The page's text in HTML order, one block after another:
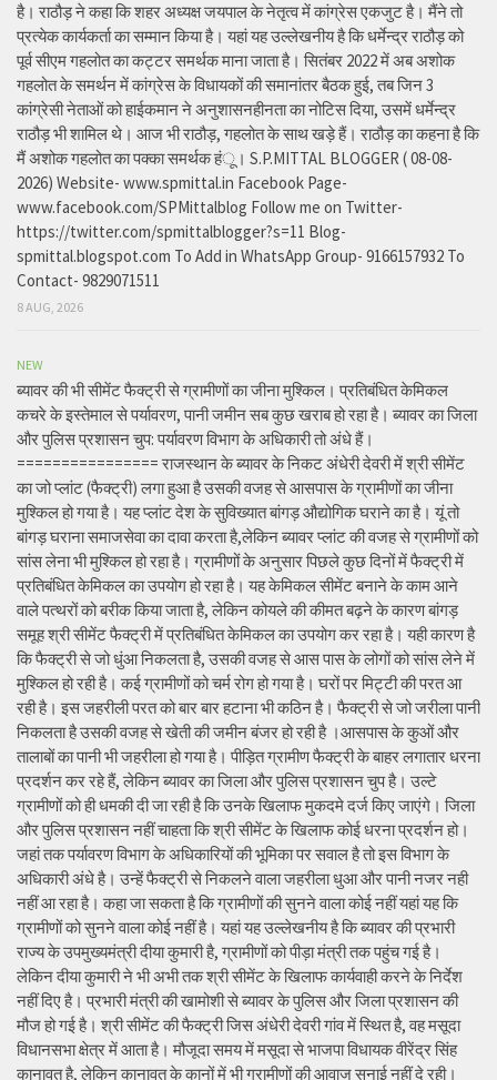
है। राठौड़ ने कहा कि शहर अध्यक्ष जयपाल के नेतृत्व में कांग्रेस एकजुट है। मैंने तो
प्रत्येक कार्यकर्ता का सम्मान किया है। यहां यह उल्लेखनीय है कि धर्मेन्द्र राठौड़ को
पूर्व सीएम गहलोत का कट्टर समर्थक माना जाता है। सितंबर 2022 में अब अशोक
गहलोत के समर्थन में कांग्रेस के विधायकों की समानांतर बैठक हुई, तब जिन 3
कांग्रेसी नेताओं को हाईकमान ने अनुशासनहीनता का नोटिस दिया, उसमें धर्मेन्द्र
राठौड़ भी शामिल थे। आज भी राठौड़, गहलोत के साथ खड़े हैं। राठौड़ का कहना है कि
मैं अशोक गहलोत का पक्का समर्थक हंू। S.P.MITTAL BLOGGER ( 08-08-
2026) Website- www.spmittal.in Facebook Page-
www.facebook.com/SPMittalblog Follow me on Twitter-
https://twitter.com/spmittalblogger?s=11 Blog-
spmittal.blogspot.com To Add in WhatsApp Group- 9166157932 To
Contact- 9829071511
8 AUG, 2026
NEW
ब्यावर की भी सीमेंट फैक्ट्री से ग्रामीणों का जीना मुश्किल। प्रतिबंधित केमिकल
कचरे के इस्तेमाल से पर्यावरण, पानी जमीन सब कुछ खराब हो रहा है। ब्यावर का जिला
और पुलिस प्रशासन चुप: पर्यावरण विभाग के अधिकारी तो अंधे हैं।
================ राजस्थान के ब्यावर के निकट अंधेरी देवरी में श्री सीमेंट
का जो प्लांट (फैक्ट्री) लगा हुआ है उसकी वजह से आसपास के ग्रामीणों का जीना
मुश्किल हो गया है। यह प्लांट देश के सुविख्यात बांगड़ औद्योगिक घराने का है। यूं तो
बांगड़ घराना समाजसेवा का दावा करता है,लेकिन ब्यावर प्लांट की वजह से ग्रामीणों को
सांस लेना भी मुश्किल हो रहा है। ग्रामीणों के अनुसार पिछले कुछ दिनों में फैक्ट्री में
प्रतिबंधित केमिकल का उपयोग हो रहा है। यह केमिकल सीमेंट बनाने के काम आने
वाले पत्थरों को बरीक किया जाता है, लेकिन कोयले की कीमत बढ़ने के कारण बांगड़
समूह श्री सीमेंट फैक्ट्री में प्रतिबंधित केमिकल का उपयोग कर रहा है। यही कारण है
कि फैक्ट्री से जो धुंआ निकलता है, उसकी वजह से आस पास के लोगों को सांस लेने में
मुश्किल हो रही है। कई ग्रामीणों को चर्म रोग हो गया है। घरों पर मिट्टी की परत आ
रही है। इस जहरीली परत को बार बार हटाना भी कठिन है। फैक्ट्री से जो जरीला पानी
निकलता है उसकी वजह से खेती की जमीन बंजर हो रही है ।आसपास के कुओं और
तालाबों का पानी भी जहरीला हो गया है। पीड़ित ग्रामीण फैक्ट्री के बाहर लगातार धरना
प्रदर्शन कर रहे हैं, लेकिन ब्यावर का जिला और पुलिस प्रशासन चुप है। उल्टे
ग्रामीणों को ही धमकी दी जा रही है कि उनके खिलाफ मुकदमे दर्ज किए जाएंगे। जिला
और पुलिस प्रशासन नहीं चाहता कि श्री सीमेंट के खिलाफ कोई धरना प्रदर्शन हो।
जहां तक पर्यावरण विभाग के अधिकारियों की भूमिका पर सवाल है तो इस विभाग के
अधिकारी अंधे है। उन्हें फैक्ट्री से निकलने वाला जहरीला धुआ और पानी नजर नही
नहीं आ रहा है। कहा जा सकता है कि ग्रामीणों की सुनने वाला कोई नहीं यहां यह कि
ग्रामीणों को सुनने वाला कोई नहीं है। यहां यह उल्लेखनीय है कि ब्यावर की प्रभारी
राज्य के उपमुख्यमंत्री दीया कुमारी है, ग्रामीणों को पीड़ा मंत्री तक पहुंच गई है।
लेकिन दीया कुमारी ने भी अभी तक श्री सीमेंट के खिलाफ कार्यवाही करने के निर्देश
नहीं दिए है। प्रभारी मंत्री की खामोशी से ब्यावर के पुलिस और जिला प्रशासन की
मौज हो गई है। श्री सीमेंट की फैक्ट्री जिस अंधेरी देवरी गांव में स्थित है, वह मसूदा
विधानसभा क्षेत्र में आता है। मौजूदा समय में मसूदा से भाजपा विधायक वीरेंद्र सिंह
कानावत है, लेकिन कानावत के कानों में भी ग्रामीणों की आवाज सुनाई नहीं दे रही।